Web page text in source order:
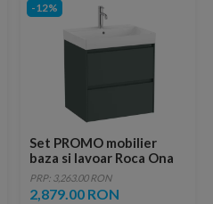
-12%
Set PROMO mobilier
baza si lavoar Roca Ona
Unik 2 sertare 60x46 cm
verde mat
PRP: 3,263.00 RON
2,879.00 RON